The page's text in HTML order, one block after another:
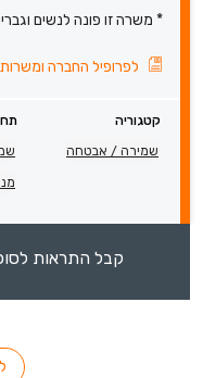
* משרה זו פונה לנשים
לפרופיל החברה
קטגוריה
שמירה / אבטחה
קבל התראות